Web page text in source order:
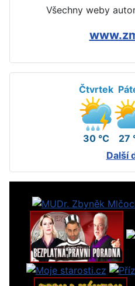
Všechny weby
Čtvrtek
30 °C 27
Další